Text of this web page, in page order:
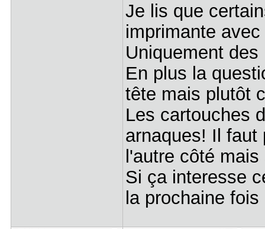
Je lis que
imprimante
Uniquement
En plus la
tête mais plutôt
Les cartouches
arnaques! Il faut
l'autre côté
Si ça interesse
la prochaine